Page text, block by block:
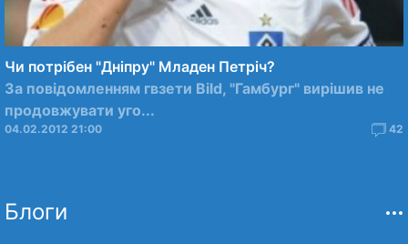
Чи потрібен "Дніпру" Младен Петріч?
За повідомленням гвзети Bild, "Гамбург" вирішив не
продовжувати уго...
04.02.2012 21:00 42
Блоги